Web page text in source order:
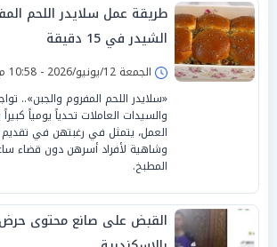
طريقة عمل سلايدر اللحم
الشيدر في 15 دقيقة
الجمعة 12/يونيو/2026 - 10:58 م
«سلايدر اللحم المفروم والجبن»..
والسيدات العاملات تحدياً يومياً
العمل، يتمثل في رغبتهن في
وشاهية لأفراد أسرهن دون قضاء
المطبخ.
القبض على صانع محتوى